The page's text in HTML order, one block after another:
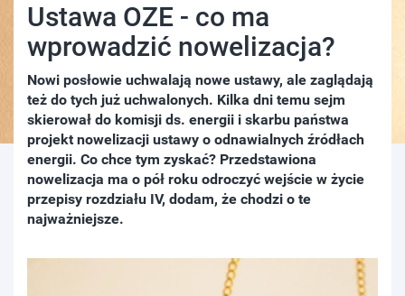
Ustawa OZE - co ma
wprowadzić nowelizacja?
Nowi posłowie uchwalają nowe ustawy, ale zaglądają
też do tych już uchwalonych. Kilka dni temu sejm
skierował do komisji ds. energii i skarbu państwa
projekt nowelizacji ustawy o odnawialnych źródłach
energii. Co chce tym zyskać? Przedstawiona
nowelizacja ma o pół roku odroczyć wejście w życie
przepisy rozdziału IV, dodam, że chodzi o te
najważniejsze.